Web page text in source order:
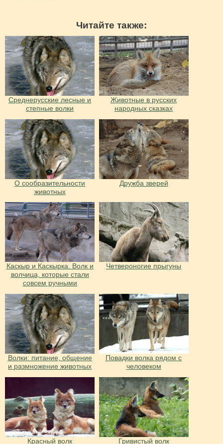
Читайте также:
Среднерусские лесные и
степные волки
Животные в русских
народных сказках
О сообразительности
животных
Дружба зверей
Каскыр и Каскырка. Волк и
волчица, которые стали
совсем ручными
Четвероногие прыгуны
Волки: питание, общение
и размножение животных
Повадки волка рядом с
человеком
Красный волк Гривистый волк